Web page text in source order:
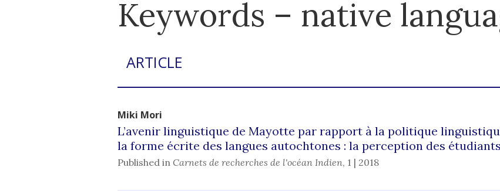
Keywords – native
ARTICLE
Miki Mori
L’avenir linguistique de Mayotte par rapport à la politique
la forme écrite des langues autochtones : la perception des
Published in Carnets de recherches de l'océan Indien, 1 | 2018